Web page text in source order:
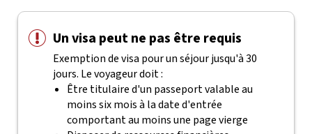
Un visa peut ne pas être requis
Exemption de visa pour un séjour jusqu'à 30
jours. Le voyageur doit :
Être titulaire d'un passeport valable au
moins six mois à la date d'entrée
comportant au moins une page vierge